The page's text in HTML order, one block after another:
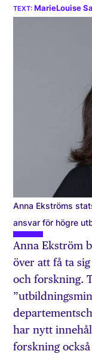
MarieLouise
Anna Ekströms
ansvar för högre
Anna Ekström
över att få ta
och forskning.
har nytt
forskning